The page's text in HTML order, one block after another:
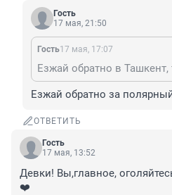
Гость
17 мая, 21:50
Гость17 мая, 17:07
Езжай обратно в Ташкент,
Езжай обратно за
ОТВЕТИТЬ
Гость
17 мая, 13:52
Девки! Вы,главное,
❤️